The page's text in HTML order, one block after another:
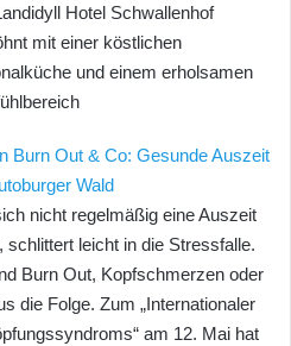
Hotel Schwallenhof
mit einer köstlichen
und einem erholsamen
Burn Out & Co: Gesunde Auszeit
Wald
nicht regelmäßig eine Auszeit
schlittert leicht in die Stressfalle.
Burn Out, Kopfschmerzen oder
die Folge. Zum „Internationaler
am 12. Mai hat